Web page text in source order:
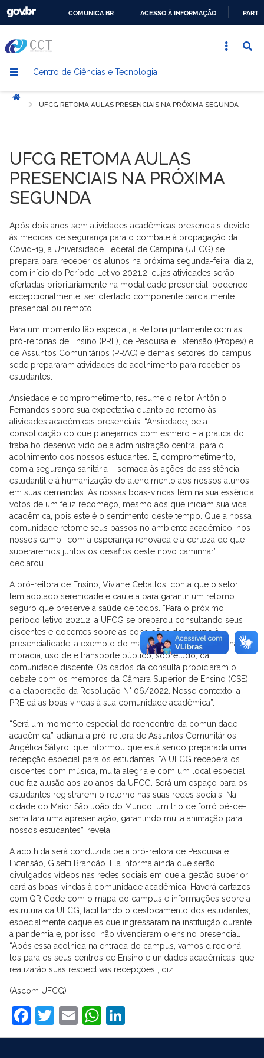
CONTEÚDO
COMUNICA BR ACESSO À INFORMAÇÃO
Centro de Ciências e Tecnologia
Início
UFCG RETOMA AULAS PRESENCIAIS NA PRÓXIMA SEGUNDA
UFCG RETOMA AULAS
PRESENCIAIS NA PRÓXIMA
SEGUNDA
Após dois anos sem atividades acadêmicas presenciais devido
às medidas de segurança para o combate à propagação da
Covid-19, a Universidade Federal de Campina (UFCG) se
prepara para receber os alunos na próxima segunda-feira, dia 2,
com início do Período Letivo 2021.2, cujas atividades serão
ofertadas prioritariamente na modalidade presencial, podendo,
excepcionalmente, ser ofertado componente parcialmente
presencial ou remoto.
Para um momento tão especial, a Reitoria juntamente com as
pró-reitorias de Ensino (PRE), de Pesquisa e Extensão (Propex) e
de Assuntos Comunitários (PRAC) e demais setores do campus
sede prepararam atividades de acolhimento para receber os
estudantes.
Ansiedade e comprometimento, resume o reitor Antônio
Fernandes sobre sua expectativa quanto ao retorno às
atividades acadêmicas presenciais. “Ansiedade, pela
consolidação do que planejamos com esmero – a prática do
trabalho desenvolvido pela administração central para o
acolhimento dos nossos estudantes. E, comprometimento,
com a segurança sanitária – somada às ações de assistência
estudantil e à humanização do atendimento aos nossos alunos
em suas demandas. As nossas boas-vindas têm na sua essência
votos de um feliz recomeço, mesmo aos que iniciam sua vida
acadêmica, pois este é o sentimento deste tempo. Que a nossa
comunidade retome seus passos no ambiente acadêmico, nos
nossos campi, com a esperança renovada e a certeza de que
superaremos juntos os desafios deste novo caminhar”,
declarou.
A pró-reitora de Ensino, Viviane Ceballos, conta que o setor
tem adotado serenidade e cautela para garantir um retorno
seguro que preserve a saúde de todos. “Para o próximo
período letivo 2021.2, a UFCG se preparou consultando seus
discentes e docentes sobre as condições de retorno à
presencialidade, a exemplo do mapeamento sobre a vacinação,
moradia, uso de e transporte público, sobretudo, da
comunidade discente. Os dados da consulta propiciaram o
debate com os membros da Câmara Superior de Ensino (CSE)
e a elaboração da Resolução N° 06/2022. Nesse contexto, a
PRE dá as boas vindas à sua comunidade acadêmica”.
“Será um momento especial de reencontro da comunidade
acadêmica”, adianta a pró-reitora de Assuntos Comunitários,
Angélica Sátyro, que informou que está sendo preparada uma
recepção especial para os estudantes. “A UFCG receberá os
discentes com música, muita alegria e com um local especial
que faz alusão aos 20 anos da UFCG. Será um espaço para os
estudantes registrarem o retorno nas suas redes sociais. Na
cidade do Maior São João do Mundo, um trio de forró pé-de-
serra fará uma apresentação, garantindo muita animação para
nossos estudantes”, revela.
A acolhida será conduzida pela pró-reitora de Pesquisa e
Extensão, Gisetti Brandão. Ela informa ainda que serão
divulgados vídeos nas redes sociais em que a gestão superior
dará as boas-vindas à comunidade acadêmica. Haverá cartazes
com QR Code com o mapa do campus e informações sobre a
estrutura da UFCG, facilitando o deslocamento dos estudantes,
especialmente daqueles que ingressaram na instituição durante
a pandemia e, por isso, não vivenciaram o ensino presencial.
“Após essa acolhida na entrada do campus, vamos direcioná-
los para os seus centros de Ensino e unidades acadêmicas, que
realizarão suas respectivas recepções”, diz.
(Ascom UFCG)
Facebook
Twitter
EmailWhatsApp